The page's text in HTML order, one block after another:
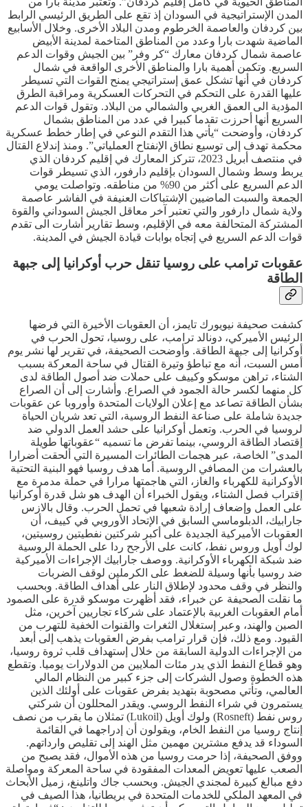
المدن الإستراتيجية في السودان إذ تقع على الطريق الرئيسي الرابط
بين كردفان والعاصمة الخرطوم ومدن البلاد الأخرى. وخلال الأسابيع
الماضية شهدت بارا وعدد من المناطق المتاخمة لمدينة الأبيض
عاصمة شمال كردفان معارك “كر وفر” بين الجيش وقوات الدعم
السريع. وتكمن أهمية بارا والمناطق الأخرى الواقعة في شمال
كردفان في أنها تشكل عمق إستراتيجي يمنح القوات التي تسيطر
عليها القدرة على التحكم في التحركات العسكرية ومراقبة الطرق
المؤدية الى العمق الغربي والشمالي من البلاد. وتقول قوات الدعم
السريع أنها أحرزت تقدما كبيرا في عدد من المناطق بشمال
كردفان، وأوضحت “يأتي هذا التقدم النوعي في إطار خطط عسكرية
محكمة تهدف إلى توسيع نطاق الإنفتاح العملياتي”. ومنذ إندلاع القتال
في منتصف أبريل 2023، تتركز المعارك في إقليم كردفان الذي
يربط وسط وشمال السودان بإقليم دارفور، الذي تسيطر قوات
الدعم السريع على أكثر من 90% من مناطقه. وتواصلت يومي
الجمعة والسبت الماضيين الإشتباكات العنيفة في الفاشر عاصمة
ولاية شمال دارفور والتي تعتبر آخر معاقل الجيش السوداني والقوة
المشتركة المتحالفة معه في الإقليم، وسط تقارير أشارت الى تقدم
قوات الدعم السريع في إتجاه بوابات قيادة الجيش في المدينة.
عقوبات ترامب على روسيا تنقل حرب أوكرانيا إلى جبهة
الطاقة
كشفت صحيفة نيويورك تايمز، أن العقوبات الأخيرة التي فرضها
الرئيس الأميركي، دونالد ترامب، على روسيا، تحول الحرب في
أوكرانيا إلى جبهة الطاقة. وأوضحت الصحيفة، في تقرير لها نشر يوم
أمس السبت، أنه مع تباطؤ وتيرة القتال في ساحة المعركة بسبب
الشتاء، تراهن موسكو وكييف على حملات ضد أصول الطاقة لدى
كل منهما لكسر حالة الجمود في الصراع. وأشارت إلى أن الصراع
بشأن الطاقة تصاعد مع إعلان الولايات المتحدة وأوروبا عن عقوبات
جديدة شاملة على صناعة النفط الروسية، التي تعد شريان الحياة
لروسيا في الحرب. وتعمل أوكرانيا على حشد العمل الدولي ضد
إقتصاد الطاقة الروسي، بينما تفرض ما تسميه “عقوباتها طويلة
المدى” الخاصة، عبر هجمات الطائرات المسيرة التي ألحقت أضرارا
بالعشرات من المصافي الروسية. أما هدف روسيا فهو البنية التحتية
الأوكرانية للكهرباء والغاز، التي هاجمتها مرارا في حملة مدمرة مع
إقتراب فصل الشتاء، ويقول الخبراء أن الهدف هو شل قدرة أوكرانيا
على العمل وإضعاف إرادة شعبها في تحمل الحرب. وقال بالازس
جارابيك، الدبلوماسي السابق في الإتحاد الأوروبي في كييف، أن
العقوبات الأميركية الجديدة على أكبر شركتين نفطيتين روسيتين،
لوك أويل وروس نفط، كانت على الأرجح ردا على الحملة الروسية
ضد شبكة الكهرباء الأوكرانية. ووصف جارابيك الإجراءات الأميركية
ضد روسيا بأنها وسيلة للضغط على الكرملين لوقف الضربات
والنظر في وقف محدود لإطلاق النار على أهداف الطاقة. وبحسب
ما نقلت الصحيفة عن خبراء، فقد أظهرت موسكو قدرة على الصمود
أمام العقوبات الغربية بالإعتماد على شركاء تجاريين آخرين، مثل
الصين والهند، وعبر إستغلال الثغرات والقنوات الخفية للتهرب من
القيود. ومع ذلك، فإن قرار ترامب بفرض العقوبات يذهب إلى أبعد
من الإجراءات الدولية السابقة من خلال إستهداف قلب ثروة روسيا،
وهو قطاع النفط الذي يدر مئات الملايين من الدولارات يوميا. وتقطع
هذه الخطوة وصول الشركات إلى جزء كبير من النظام المالي
العالمي، وتأتي مصحوبة بتهديد بفرض عقوبات على أولئك الذين
يستمرون في شراء النفط الروسي. ويقدر المحللون أن شركتي
روس نفط (Rosneft) ولوك أويل (Lukoil) تمثلان ما يقرب من نصف
إنتاج روسيا من النفط الخام، ويقولون أن إدراجهما في القائمة
السوداء قد يدفع مشترين مهمين مثل الهند إلى تقليص وارداتهم.
ووفق الصحيفة، إذا حرمت روسيا من هذه الأموال، فقد يصبح من
الصعب عليها تعويض المعدات المفقودة في ساحة المعركة ومواصلة
دفع مبالغ كبيرة لمجندي الجيش. وبحسب جاك واتلينغ، زميل الأبحاث
في المعهد الملكي للخدمات المتحدة في بريطانيا، هذا الصيف في